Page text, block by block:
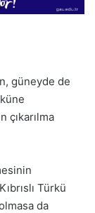
güneyde de
çıkarılma
Türkü
da